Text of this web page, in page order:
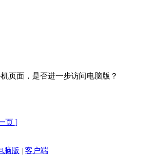
页面，是否进一步访问电脑版？
页 ]
脑版 | 客户端